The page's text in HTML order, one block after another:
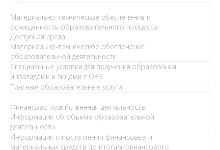
Материально-техническое обеспечение и
оснащенность образовательного процесса.
Доступная среда
Материально-техническое обеспечение
образовательной деятельности
Специальные условия для получения образования
инвалидами и лицами с ОВЗ
Платные образовательные услуги
Финансово-хозяйственная деятельность
Информация об объеме образовательной
деятельности
Информация о поступлении финансовых и
материальных средств по итогам финансового